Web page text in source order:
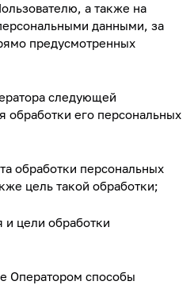
а также на
данными, за
предусмотренных
следующей
его персональных
персональных
цель такой обработки;
цели обработки
способы